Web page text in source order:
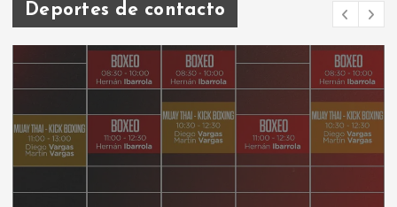
Deportes de contacto